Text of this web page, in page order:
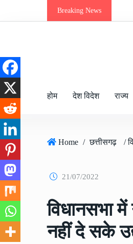
Breaking News
होम देश विदेश राज्य
Home / छत्तीसगढ़
21/07/2022
विधानसभा
नहीं दे सके